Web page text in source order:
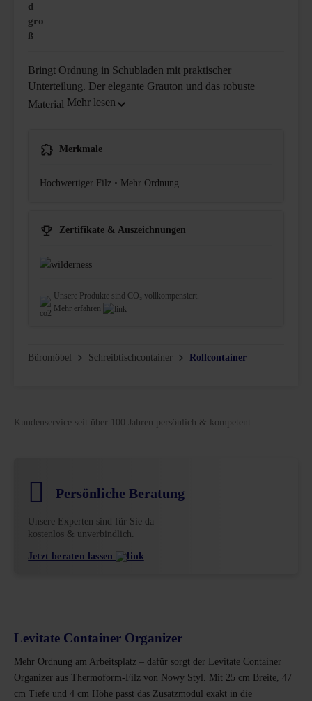
d
gro
ß
Bringt Ordnung in Schubladen mit praktischer
Unterteilung. Der elegante Grauton und das robuste
Material
Merkmale
Hochwertiger Filz • Mehr Ordnung
Zertifikate & Auszeichnungen
Unsere Produkte sind CO₂ vollkompensiert.
Mehr erfahren
Büromöbel Schreibtischcontainer Rollcontainer
Kundenservice seit über 100 Jahren persönlich & kompetent
Persönliche Beratung
Unsere Experten sind für Sie da –
kostenlos & unverbindlich.
Jetzt beraten lassen
Levitate Container Organizer
Mehr Ordnung am Arbeitsplatz – dafür sorgt der Levitate Container
Organizer aus Thermoform-Filz von Nowy Styl. Mit 25 cm Breite, 47
cm Tiefe und 4 cm Höhe passt das Zusatzmodul exakt in die